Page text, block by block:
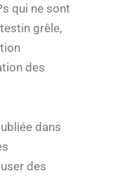
qui ne sont
grêle,
des
dans
des